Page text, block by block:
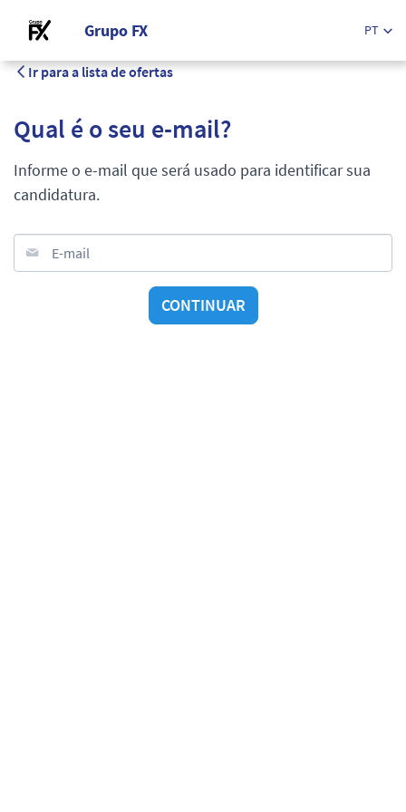
Grupo FX PT
Ir para a lista de ofertas
Qual é o seu e-mail?
Informe o e-mail que será usado para identificar sua
candidatura.
E-mail
CONTINUAR